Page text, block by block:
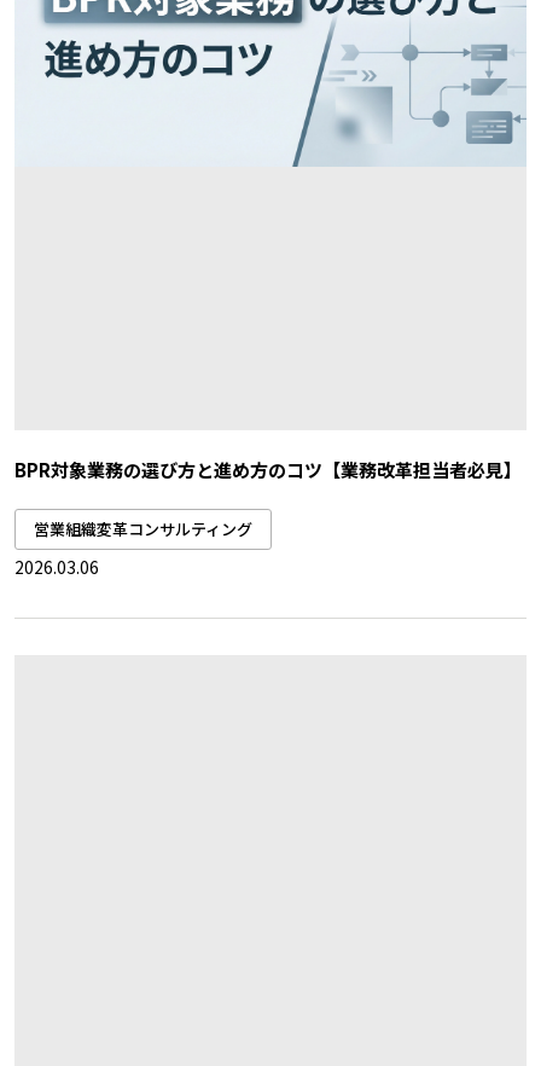
BPR対象業務の選び方と進め方のコツ【業務改革担当者必見】
営業組織変革コンサルティング
2026.03.06